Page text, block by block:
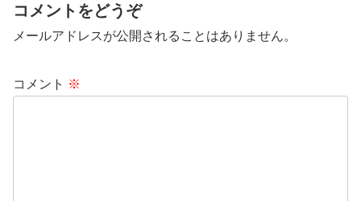
コメントをどうぞ
メールアドレスが公開されることはありません。
コメント ※